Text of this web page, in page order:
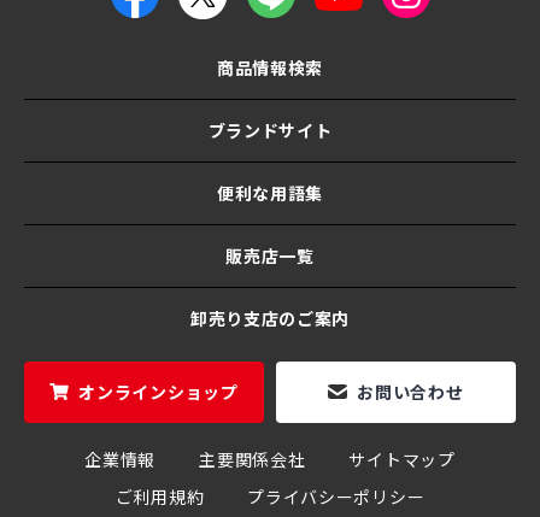
商品情報検索
ブランドサイト
便利な用語集
販売店一覧
卸売り支店のご案内
オンラインショップ お問い合わせ
企業情報 主要関係会社
サイトマップ
ご利用規約
プライバシーポリシー